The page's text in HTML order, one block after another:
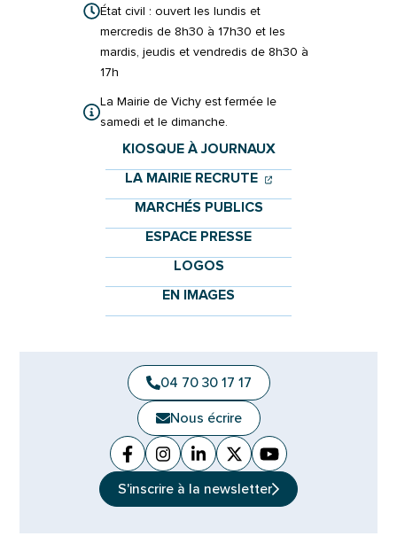
État civil : ouvert les lundis et
mercredis de 8h30 à 17h30 et les
mardis, jeudis et vendredis de 8h30 à
17h
La Mairie de Vichy est fermée le
samedi et le dimanche.
KIOSQUE À JOURNAUX
LA MAIRIE RECRUTE (OUVERTURE
(OUVERTURE
MARCHÉS PUBLICS
ESPACE PRESSE
LOGOS
EN IMAGES
04 70 30 17 17
Nous écrire
Facebook
(ouverture dans un nouvel onglet)
Instagram
(ouverture dans un nouvel
Linkedin
(ouverture dans un nouvel
X (Twitter)
(ouverture dans un
YouTube
(ouverture dans
S'inscrire à la newsletter